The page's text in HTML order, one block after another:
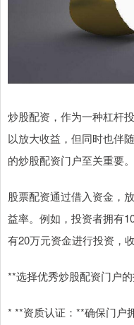
炒股配资，作为一种杠杆
以放大收益，但同时也伴
的炒股配资门户至关重要。
股票配资通过借入资金，
益率。例如，投资者拥有
有20万元资金进行投资，
**选择优秀炒股配资门户
* **资质认证：**确保门户